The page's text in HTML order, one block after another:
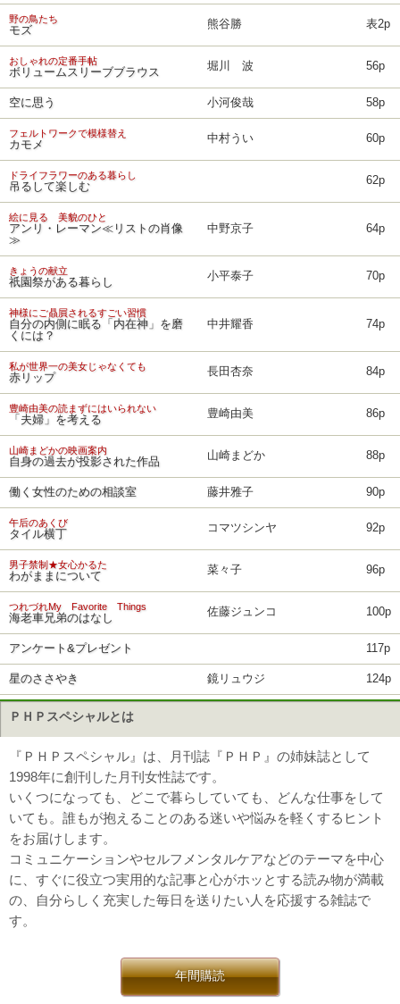
野の鳥たち
モズ 熊谷勝 表2p
おしゃれの定番手帖
ボリュームスリーブブラウス 堀川 波 56p
空に思う 小河俊哉 58p
フェルトワークで模様替え
カモメ 中村うい 60p
ドライフラワーのある暮らし
吊るして楽しむ 62p
絵に見る 美貌のひと
アンリ・レーマン≪リストの肖像
≫
中野京子 64p
きょうの献立
祇園祭がある暮らし 小平泰子 70p
神様にご贔屓されるすごい習慣
自分の内側に眠る「内在神」を磨
くには？
中井耀香 74p
私が世界一の美女じゃなくても
赤リップ 長田杏奈 84p
豊崎由美の読まずにはいられない
「夫婦」を考える 豊崎由美 86p
山崎まどかの映画案内
自身の過去が投影された作品 山崎まどか 88p
働く女性のための相談室 藤井雅子 90p
午后のあくび
タイル横丁 コマツシンヤ 92p
男子禁制★女心かるた
わがままについて 菜々子 96p
つれづれMy Favorite Things
海老車兄弟のはなし 佐藤ジュンコ 100p
アンケート&プレゼント 117p
星のささやき 鏡リュウジ 124p
ＰＨＰスペシャルとは
『ＰＨＰスペシャル』は、月刊誌『ＰＨＰ』の姉妹誌として
1998年に創刊した月刊女性誌です。
いくつになっても、どこで暮らしていても、どんな仕事をして
いても。誰もが抱えることのある迷いや悩みを軽くするヒント
をお届けします。
コミュニケーションやセルフメンタルケアなどのテーマを中心
に、すぐに役立つ実用的な記事と心がホッとする読み物が満載
の、自分らしく充実した毎日を送りたい人を応援する雑誌で
す。
年間購読